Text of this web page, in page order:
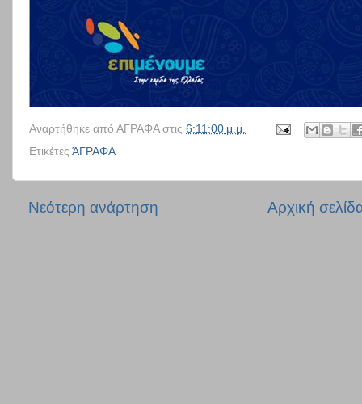
Αναρτήθηκε από ΑΓΡΑΦΑ στις 6:11:00 μ.μ.
Ετικέτες ΆΓΡΑΦΑ
Νεότερη ανάρτηση Αρχική